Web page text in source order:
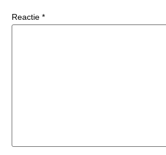
Reactie *